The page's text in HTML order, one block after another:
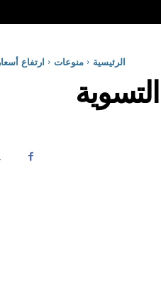
الرئيسية منوعات ارتفاع أسعار النفط